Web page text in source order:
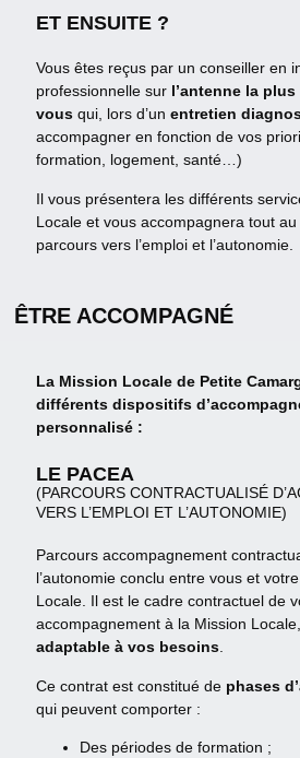
ET ENSUITE ?
Vous êtes reçus par un conseiller en
professionnelle sur l’antenne la
vous qui, lors d’un entretien
accompagner en fonction de vos
formation, logement, santé…)
Il vous présentera les différents
Locale et vous accompagnera tout
parcours vers l’emploi et l’autonomie.
ÊTRE ACCOMPAGNÉ
La Mission Locale de Petite
différents dispositifs
personnalisé :
LE PACEA
(PARCOURS CONTRACTUALISÉ
VERS L’EMPLOI ET L’AUTONOMIE)
Parcours accompagnement
l’autonomie conclu entre vous et
Locale. Il est le cadre contractuel de
accompagnement à la Mission Locale,
adaptable à vos besoins.
Ce contrat est constitué de phases
qui peuvent comporter :
Des périodes de formation ;